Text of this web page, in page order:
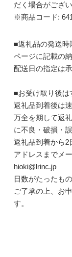
だく場合がござ
※商品コード:
■返礼品の発送時
ページに記載の
配送日の指定は
■お受け取り後
返礼品到着後は
万全を期して返
に不良・破損・
返礼品到着から2
アドレスまでメ
hioki@lrinc.jp
日数がたったも
ご了承の上、お
す。